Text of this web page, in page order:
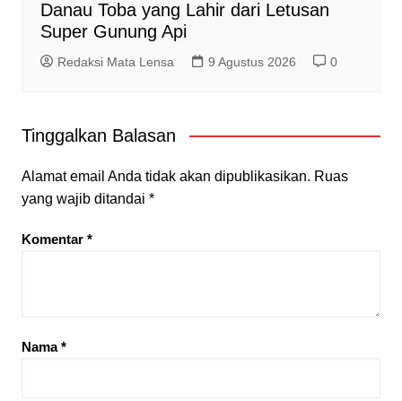
Danau Toba yang Lahir dari Letusan
Super Gunung Api
Redaksi Mata Lensa 9 Agustus 2026 0
Tinggalkan Balasan
Alamat email Anda tidak akan dipublikasikan. Ruas
yang wajib ditandai *
Komentar *
Nama*